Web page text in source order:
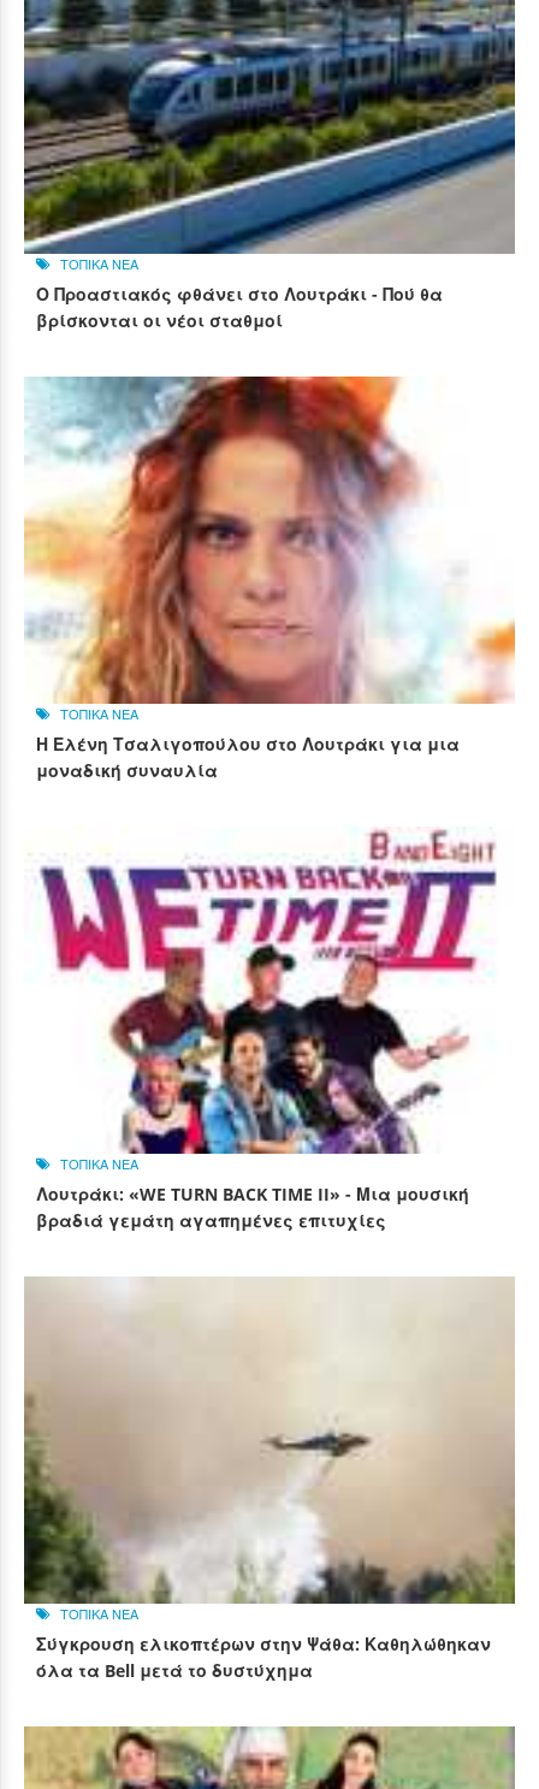
ΤΟΠΙΚΑ ΝΕΑ
Ο Προαστιακός φθάνει στο Λουτράκι - Πού θα
βρίσκονται οι νέοι σταθμοί
ΤΟΠΙΚΑ ΝΕΑ
Η Ελένη Τσαλιγοπούλου στο Λουτράκι για μια
μοναδική συναυλία
ΤΟΠΙΚΑ ΝΕΑ
Λουτράκι: «WE TURN BACK TIME II» - Μια μουσική
βραδιά γεμάτη αγαπημένες επιτυχίες
ΤΟΠΙΚΑ ΝΕΑ
Σύγκρουση ελικοπτέρων στην Ψάθα: Καθηλώθηκαν
όλα τα Bell μετά το δυστύχημα